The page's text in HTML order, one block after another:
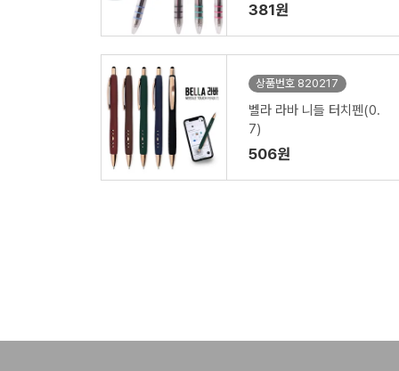
381원
상품번호 820217
벨라 라바 니들 터치펜(0.
7)
506원